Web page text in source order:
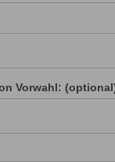
Vorwahl: